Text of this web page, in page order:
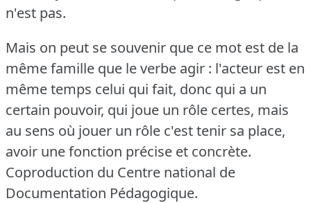
n'est pas.
Mais on peut se souvenir que ce mot est de la
même famille que le verbe agir : l'acteur est en
même temps celui qui fait, donc qui a un
certain pouvoir, qui joue un rôle certes, mais
au sens où jouer un rôle c'est tenir sa place,
avoir une fonction précise et concrète.
Coproduction du Centre national de
Documentation Pédagogique.